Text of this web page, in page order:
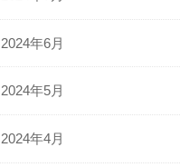
2024年6月
2024年5月
2024年4月